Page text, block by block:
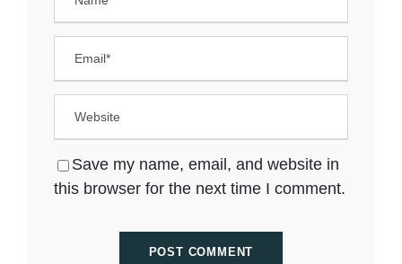
Save my name, email, and website in
this browser for the next time I comment.